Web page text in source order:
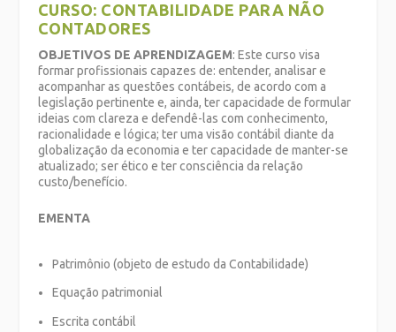
CURSO: CONTABILIDADE PARA NÃO
CONTADORES
OBJETIVOS DE APRENDIZAGEM: Este curso visa
formar profissionais capazes de: entender, analisar e
acompanhar as questões contábeis, de acordo com a
legislação pertinente e, ainda, ter capacidade de formular
ideias com clareza e defendê-las com conhecimento,
racionalidade e lógica; ter uma visão contábil diante da
globalização da economia e ter capacidade de manter-se
atualizado; ser ético e ter consciência da relação
custo/benefício.
EMENTA
Patrimônio (objeto de estudo da Contabilidade)
Equação patrimonial
Escrita contábil